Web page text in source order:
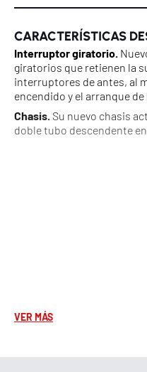
CARACTERÍSTICAS
Interruptor giratorio.
giratorios que retienen la
interruptores de antes, al
encendido y el arranque
Chasis. Su nuevo chasis
doble tubo descendente
trasero de 270 mm te
VER MÁS